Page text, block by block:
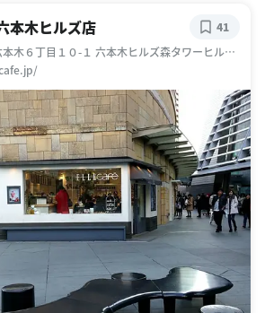
本木ヒルズ店
木６丁目１０-１ 六本木ヒルズ森タワーヒルサ
41